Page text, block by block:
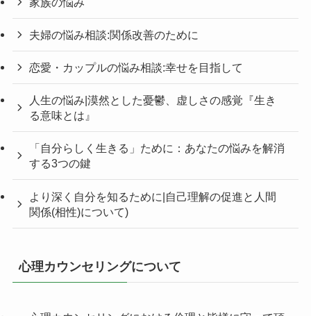
夫婦の悩み相談:関係改善のために
恋愛・カップルの悩み相談:幸せを目指して
人生の悩み|漠然とした憂鬱、虚しさの感覚『生き
る意味とは』
「自分らしく生きる」ために：あなたの悩みを解消
する3つの鍵
より深く自分を知るために|自己理解の促進と人間
関係(相性)について)
心理カウンセリングについて